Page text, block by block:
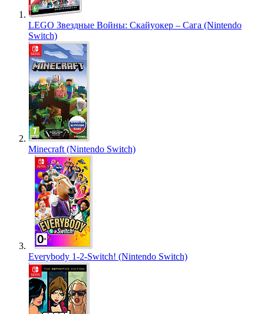
LEGO Звездные Войны: Скайуокер – Сага (Nintendo
Switch)
Minecraft (Nintendo Switch)
Everybody 1-2-Switch! (Nintendo Switch)